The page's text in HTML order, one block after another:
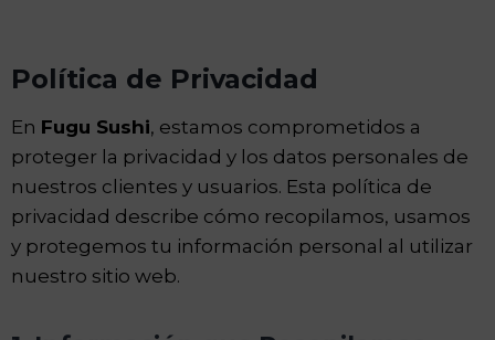
Política de Privacidad
En Fugu Sushi, estamos comprometidos a
proteger la privacidad y los datos personales de
nuestros clientes y usuarios. Esta política de
privacidad describe cómo recopilamos, usamos
y protegemos tu información personal al utilizar
nuestro sitio web.